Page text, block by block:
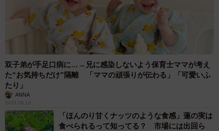
双子弟が手足口病に…→兄に感染しないよう保育士ママが考え
た“お気持ちだけ”隔離 「ママの頑張りが伝わる」「可愛いふ
たり」
ANNA
2026.08.10
「ほんのり甘くナッツのような食感」蓮の実は
食べられるって知ってる？ 市場には出回ら